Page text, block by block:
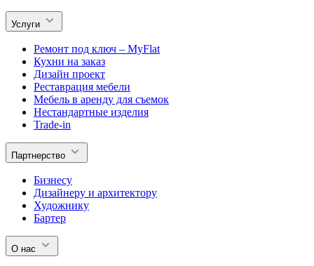
Услуги
Ремонт под ключ – MyFlat
Кухни на заказ
Дизайн проект
Реставрация мебели
Мебель в аренду для съемок
Нестандартные изделия
Trade-in
Партнерство
Бизнесу
Дизайнеру и архитектору
Художнику
Бартер
О нас